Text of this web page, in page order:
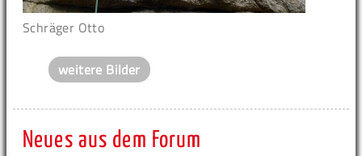
Schräger Otto
weitere Bilder
Neues aus dem Forum